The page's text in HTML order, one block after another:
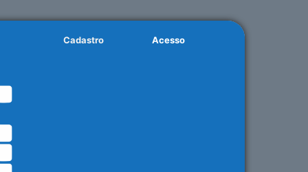
Cadastro Acesso